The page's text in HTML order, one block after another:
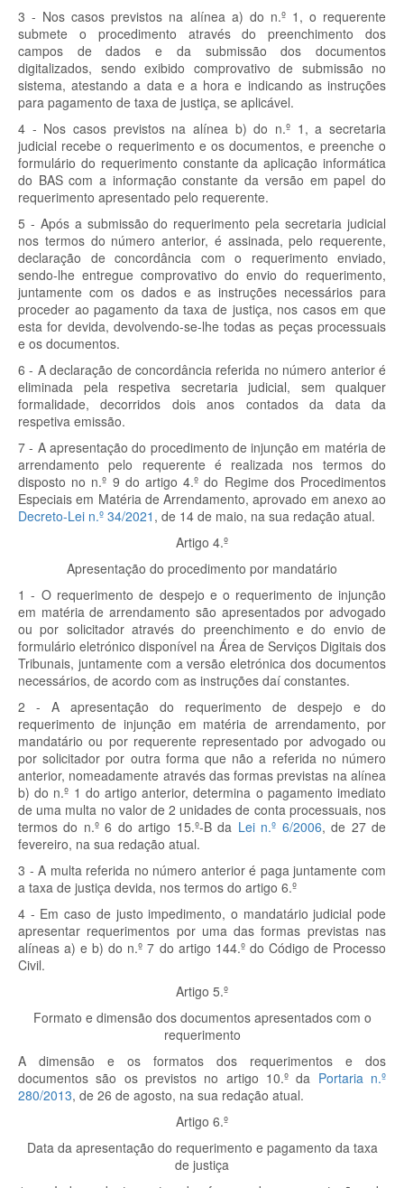
3 - Nos casos previstos na alínea a) do n.º 1, o requerente
submete o procedimento através do preenchimento dos
campos de dados e da submissão dos documentos
digitalizados, sendo exibido comprovativo de submissão no
sistema, atestando a data e a hora e indicando as instruções
para pagamento de taxa de justiça, se aplicável.
4 - Nos casos previstos na alínea b) do n.º 1, a secretaria
judicial recebe o requerimento e os documentos, e preenche o
formulário do requerimento constante da aplicação informática
do BAS com a informação constante da versão em papel do
requerimento apresentado pelo requerente.
5 - Após a submissão do requerimento pela secretaria judicial
nos termos do número anterior, é assinada, pelo requerente,
declaração de concordância com o requerimento enviado,
sendo-lhe entregue comprovativo do envio do requerimento,
juntamente com os dados e as instruções necessários para
proceder ao pagamento da taxa de justiça, nos casos em que
esta for devida, devolvendo-se-lhe todas as peças processuais
e os documentos.
6 - A declaração de concordância referida no número anterior é
eliminada pela respetiva secretaria judicial, sem qualquer
formalidade, decorridos dois anos contados da data da
respetiva emissão.
7 - A apresentação do procedimento de injunção em matéria de
arrendamento pelo requerente é realizada nos termos do
disposto no n.º 9 do artigo 4.º do Regime dos Procedimentos
Especiais em Matéria de Arrendamento, aprovado em anexo ao
Decreto-Lei n.º 34/2021 , de 14 de maio, na sua redação atual.
Artigo 4.º
Apresentação do procedimento por mandatário
1 - O requerimento de despejo e o requerimento de injunção
em matéria de arrendamento são apresentados por advogado
ou por solicitador através do preenchimento e do envio de
formulário eletrónico disponível na Área de Serviços Digitais dos
Tribunais, juntamente com a versão eletrónica dos documentos
necessários, de acordo com as instruções daí constantes.
2 - A apresentação do requerimento de despejo e do
requerimento de injunção em matéria de arrendamento, por
mandatário ou por requerente representado por advogado ou
por solicitador por outra forma que não a referida no número
anterior, nomeadamente através das formas previstas na alínea
b) do n.º 1 do artigo anterior, determina o pagamento imediato
de uma multa no valor de 2 unidades de conta processuais, nos
termos do n.º 6 do artigo 15.º-B da Lei n.º 6/2006, de 27 de
fevereiro, na sua redação atual.
3 - A multa referida no número anterior é paga juntamente com
a taxa de justiça devida, nos termos do artigo 6.º
4 - Em caso de justo impedimento, o mandatário judicial pode
apresentar requerimentos por uma das formas previstas nas
alíneas a) e b) do n.º 7 do artigo 144.º do Código de Processo
Civil.
Artigo 5.º
Formato e dimensão dos documentos apresentados com o
requerimento
A dimensão e os formatos dos requerimentos e dos
documentos são os previstos no artigo 10.º da Portaria n.º
280/2013, de 26 de agosto, na sua redação atual.
Artigo 6.º
Data da apresentação do requerimento e pagamento da taxa
de justiça